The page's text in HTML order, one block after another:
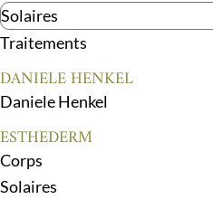
Solaires
Traitements
DANIELE HENKEL
Daniele Henkel
ESTHEDERM
Corps
Solaires